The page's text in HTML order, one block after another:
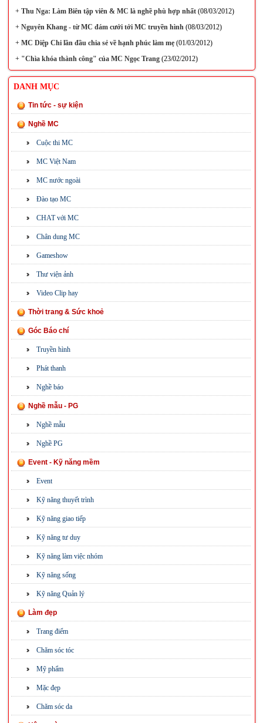
+Thu Nga: Làm Biên tập viên & MC là nghề phù hợp nhất(08/03/2012)
+Nguyên Khang - từ MC đám cưới tới MC truyền hình(08/03/2012)
+MC Diệp Chi lần đầu chia sẻ về hạnh phúc làm mẹ(01/03/2012)
+"Chìa khóa thành công" của MC Ngọc Trang(23/02/2012)
DANH MỤC
Tin tức - sự kiện
Nghề MC
Cuộc thi MC
MC Việt Nam
MC nước ngoài
Đào tạo MC
CHAT với MC
Chân dung MC
Gameshow
Thư viện ảnh
Video Clip hay
Thời trang & Sức khoẻ
Góc Báo chí
Truyền hình
Phát thanh
Nghề báo
Nghề mẫu - PG
Nghề mẫu
Nghề PG
Event - Kỹ năng mềm
Event
Kỹ năng thuyết trình
Kỹ năng giao tiếp
Kỹ năng tư duy
Kỹ năng làm việc nhóm
Kỹ năng sống
Kỹ năng Quản lý
Làm đẹp
Trang điểm
Chăm sóc tóc
Mỹ phẩm
Mặc đẹp
Chăm sóc da